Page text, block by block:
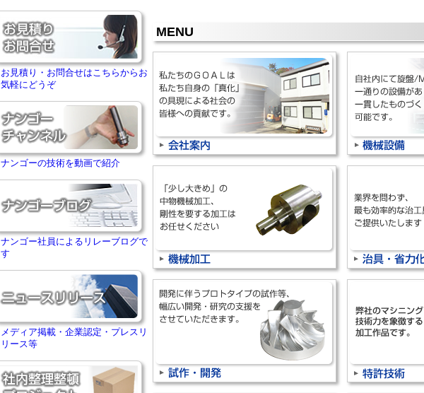
MENU
お見積り・お問合せはこちらからお
気軽にどうぞ
ナンゴーの技術を動画で紹介
ナンゴー社員によるリレーブログで
す
メディア掲載・企業認定・プレスリ
リース等